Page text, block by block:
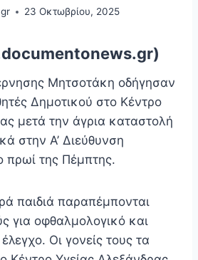
23 Οκτωβρίου, 2025
Μητσοτάκη οδήγησαν
Δημοτικού στο Κέντρο
μετά την άγρια καταστολή
στην Α’ Διεύθυνση
πρωί της Πέμπτης.
παιδιά παραπέμπονται
για οφθαλμολογικό και
Οι γονείς τους τα